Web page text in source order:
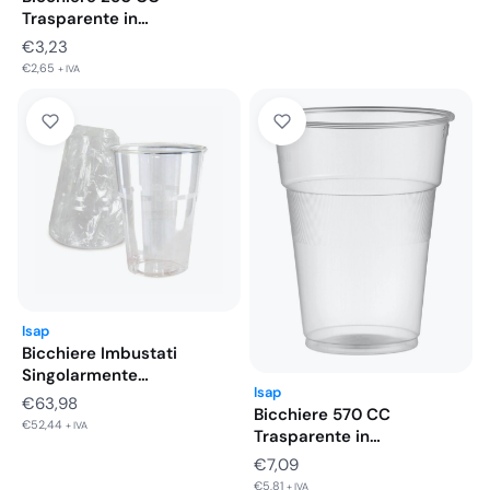
Trasparente in
Polipropilene Infrangibile
Tacca…
€3,23
€2,65 + IVA
Isap
Bicchiere Imbustati
Singolarmente
Trasparente 250 CC
Infrangibile 800…
€63,98
€52,44 + IVA
Isap
Bicchiere 570 CC
Trasparente in
Polipropilene Infrangibile
Tacca…
€7,09
€5,81 + IVA